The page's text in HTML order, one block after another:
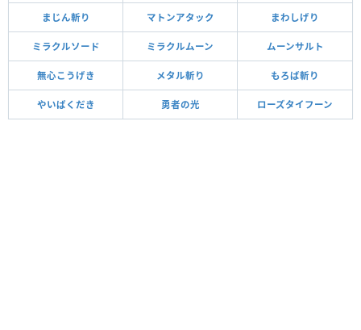
まじん斬り マトンアタック まわしげり
ミラクルソード ミラクルムーン ムーンサルト
無心こうげき メタル斬り もろば斬り
やいばくだき 勇者の光 ローズタイフーン